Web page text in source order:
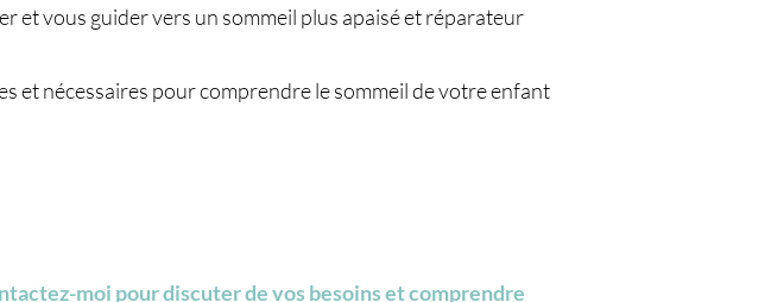
et vous guider vers un sommeil plus apaisé et réparateur
et nécessaires pour comprendre le sommeil de votre enfant
moi pour discuter de vos besoins et comprendre